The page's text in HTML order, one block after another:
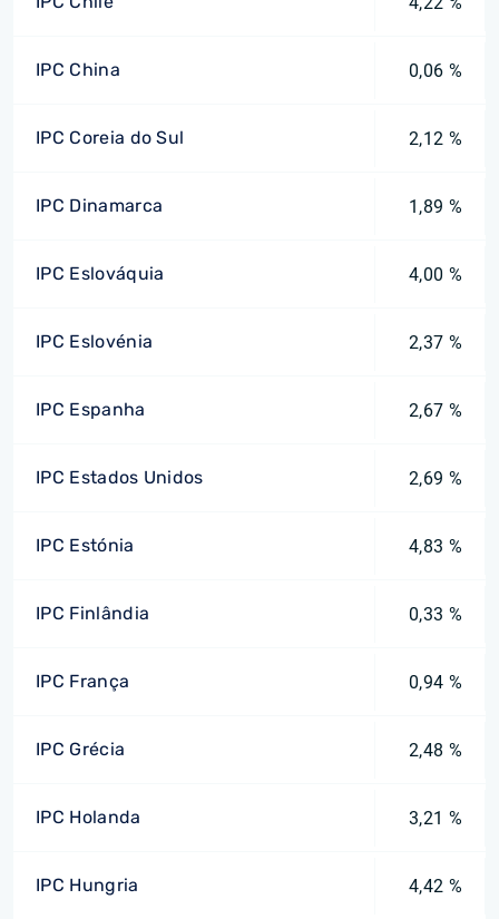
IPC China 0,06 %
IPC Coreia do Sul 2,12 %
IPC Dinamarca 1,89 %
IPC Eslováquia 4,00 %
IPC Eslovénia 2,37 %
IPC Espanha 2,67 %
IPC Estados Unidos 2,69 %
IPC Estónia 4,83 %
IPC Finlândia 0,33 %
IPC França 0,94 %
IPC Grécia 2,48 %
IPC Holanda 3,21 %
IPC Hungria 4,42 %